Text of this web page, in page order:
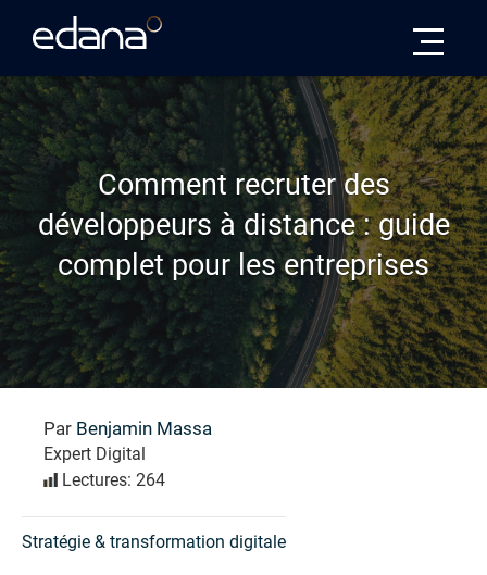
Comment recruter des
développeurs à distance : guide
complet pour les entreprises
Par Benjamin Massa
Expert Digital
Lectures: 264
Stratégie & transformation digitale